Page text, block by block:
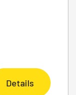
Details